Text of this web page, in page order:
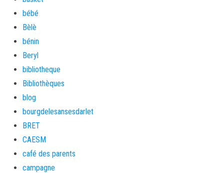
bébé
Bèlè
bénin
Beryl
bibliotheque
Bibliothèques
blog
bourgdelesansesdarlet
BRET
CAESM
café des parents
campagne